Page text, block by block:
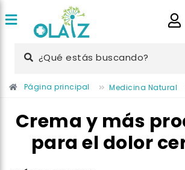
¿Qué estás buscando?
Página principal Medicina Natural
Crema y más
para el dolor